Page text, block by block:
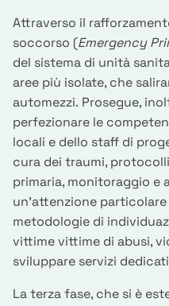
Attraverso il
soccorso (Emergency
del sistema di unità
aree più isolate, che
automezzi. Prosegue,
perfezionare le
locali e dello staff di
cura dei traumi,
primaria, monitoraggio e
un'attenzione
metodologie di
vittime vittime di abusi,
sviluppare servizi
La terza fase, che si è